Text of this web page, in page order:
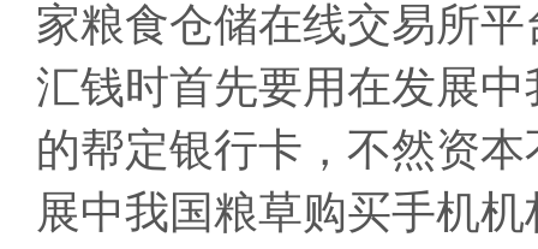
家粮食仓储在线交易所
汇钱时首先要用在发展
的帮定银行卡，不然资
展中我国粮草购买手机